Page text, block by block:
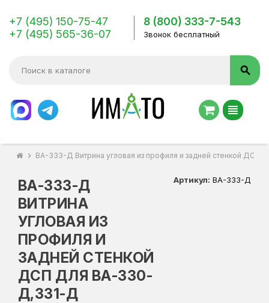
+7 (495) 150-75-47
+7 (495) 565-36-07
8 (800) 333-7-543
Звонок бесплатный
search
view_headline
chevron_right ВА-333-Д Витрина угловая из профиля и задней стенкой
ВА-333-Д
ВИТРИНА
УГЛОВАЯ ИЗ
ПРОФИЛЯ И
ЗАДНЕЙ СТЕНКОЙ
ДСП ДЛЯ ВА-330-
Д,331-Д
Артикул: ВА-333-Д